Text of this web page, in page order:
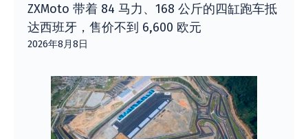
ZXMoto 带着 84 马力、168 公斤的四缸跑车抵
达西班牙，售价不到 6,600 欧元
2026年8月8日